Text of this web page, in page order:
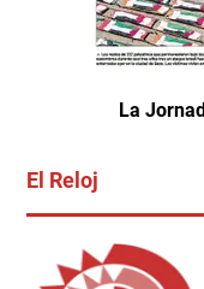
La
El Reloj